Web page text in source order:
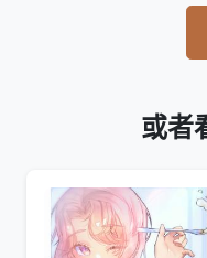
或者